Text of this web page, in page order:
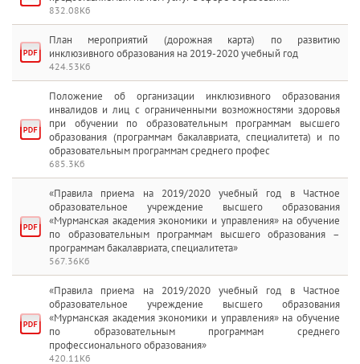
832.08Кб
План мероприятий (дорожная карта) по развитию
инклюзивного образования на 2019-2020 учебный год
424.53Кб
Положение об организации инклюзивного образования
инвалидов и лиц с ограниченными возможностями здоровья
при обучении по образовательным программам высшего
образования (программам бакалавриата, специалитета) и по
образовательным программам среднего профес
685.3Кб
«Правила приема на 2019/2020 учебный год в Частное
образовательное учреждение высшего образования
«Мурманская академия экономики и управления» на обучение
по образовательным программам высшего образования –
программам бакалавриата, специалитета»
567.36Кб
«Правила приема на 2019/2020 учебный год в Частное
образовательное учреждение высшего образования
«Мурманская академия экономики и управления» на обучение
по образовательным программам среднего
профессионального образования»
420.11Кб